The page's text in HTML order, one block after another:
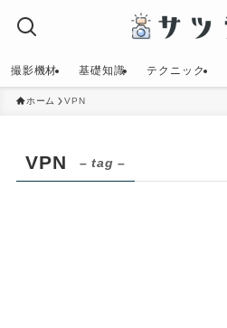
撮影機材 基礎知識 テクニック
ホーム VPN
VPN – tag –